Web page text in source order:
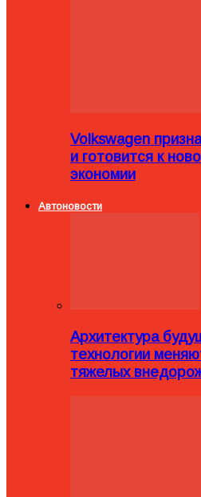
Volkswagen
и готовится к
экономии
Автоновости
Архитектура
технологии
тяжелых